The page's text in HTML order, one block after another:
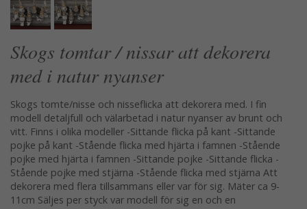
Skogs tomtar / nissar att dekorera
med i natur nyanser
Skogs tomte/nisse och nisseflicka att dekorera med. I fin
modell detaljfull och välarbetad i natur nyanser av brunt och
vitt. Finns i olika modeller -Sittande flicka på kant -Sittande
pojke på kant -Stående flicka med hjärta i famnen -Stående
pojke med hjärta i famnen -Sittande pojke -Sittande flicka -
Stående pojke med stjärna -Stående flicka med stjärna Att
dekorera med flera tillsammans eller var för sig. Mäter ca 9-
11cm Säljes per styck var modell för sig en och en